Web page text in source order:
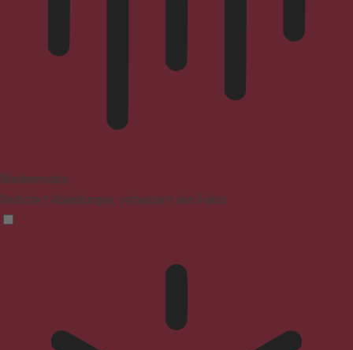
Blindenmodus
Reduziert Ablenkungen, verbessert den Fokus